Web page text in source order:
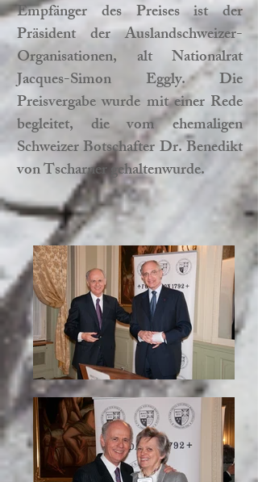
Empfänger des Preises ist der
Präsident der Auslandschweizer-
Organisationen, alt Nationalrat
Jacques-Simon Eggly. Die
Preisvergabe wurde mit einer Rede
begleitet, die vom ehemaligen
Schweizer Botschafter Dr. Benedikt
von Tscharner gehaltenwurde.